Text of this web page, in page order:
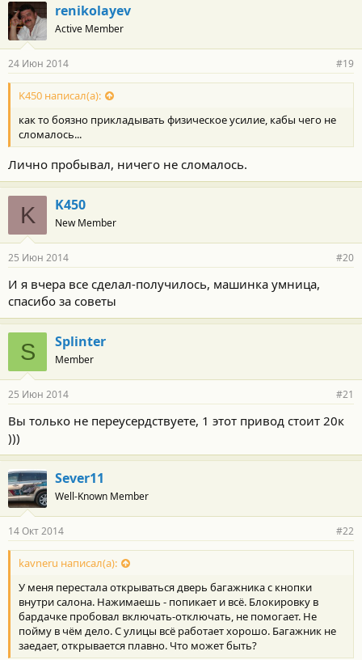
renikolayev
Active Member
24 Июн 2014 #19
K450 написал(а):
как то боязно прикладывать физическое усилие, кабы чего не
сломалось...
Лично пробывал, ничего не сломалось.
K K450
New Member
25 Июн 2014 #20
И я вчера все сделал-получилось, машинка умница,
спасибо за советы
S Splinter
Member
25 Июн 2014 #21
Вы только не переусердствуете, 1 этот привод стоит 20к
)))
Sever11
Well-Known Member
14 Окт 2014 #22
kavneru написал(а):
У меня перестала открываться дверь багажника с кнопки
внутри салона. Нажимаешь - попикает и всё. Блокировку в
бардачке пробовал включать-отключать, не помогает. Не
пойму в чём дело. С улицы всё работает хорошо. Багажник не
заедает, открывается плавно. Что может быть?